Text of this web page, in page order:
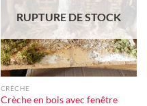
RUPTURE DE STOCK
CRÈCHE
Crèche en bois avec fenêtre